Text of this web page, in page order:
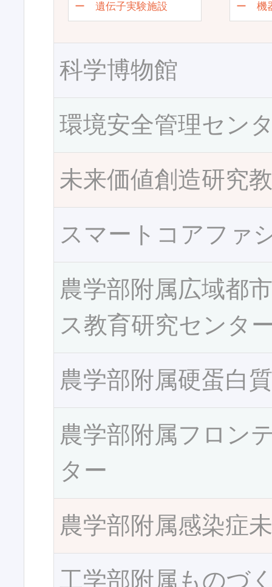
ー 遺伝子実験施設
ー 機
科学博物館
環境安全管理セン
未来価値創造研究
スマートコアファ
農学部附属広域都
ス教育研究センタ
農学部附属硬蛋白
農学部附属フロン
ター
農学部附属感染症
工学部附属ものづ